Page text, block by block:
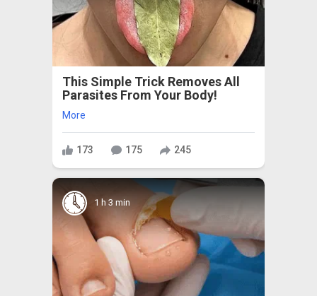
This Simple Trick Removes All
Parasites From Your Body!
More
173 175 245
1 h 3 min